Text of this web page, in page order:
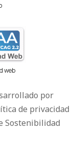
web
por
de privacidad
Sostenibilidad